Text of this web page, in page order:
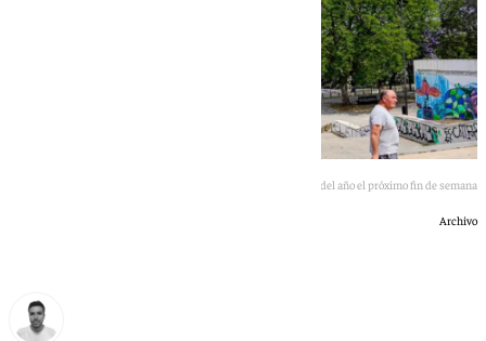
Andalucía afronta la primera ola de calor del año el próximo fin de semana
Archivo